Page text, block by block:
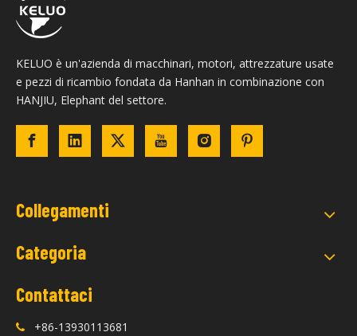
KELUO è un'azienda di macchinari, motori, attrezzature usate
e pezzi di ricambio fondata da Hanhan in combinazione con
HANJIU, Elephant del settore.
Collegamenti
Categoria
Contattaci
 +86-13930113681